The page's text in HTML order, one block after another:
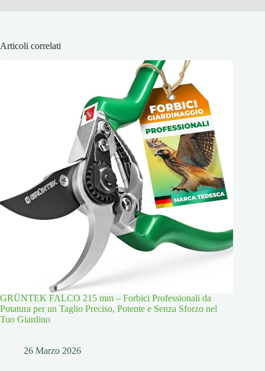
Articoli correlati
GRÜNTEK FALCO 215 mm – Forbici Professionali da
Potatura per un Taglio Preciso, Potente e Senza Sforzo nel
Tuo Giardino
26 Marzo 2026